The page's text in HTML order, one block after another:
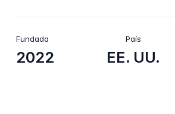
Fundada
2022
País
EE. UU.